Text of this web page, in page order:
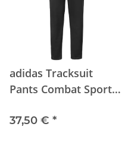
adidas Tracksuit
Pants Combat Sports
37,50 € *